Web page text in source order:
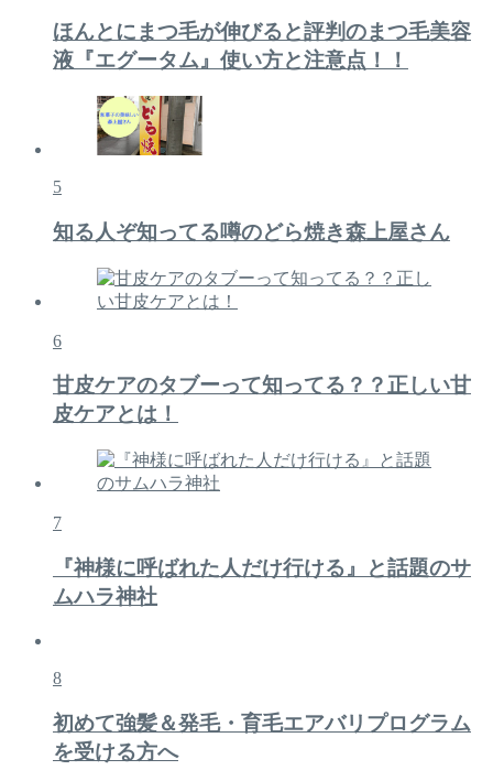
ほんとにまつ毛が伸びると評判のまつ毛美容
液『エグータム』使い方と注意点！！
5
知る人ぞ知ってる噂のどら焼き森上屋さん
6
甘皮ケアのタブーって知ってる？？正しい甘
皮ケアとは！
7
『神様に呼ばれた人だけ行ける』と話題のサ
ムハラ神社
8
初めて強髪＆発毛・育毛エアバリプログラム
を受ける方へ